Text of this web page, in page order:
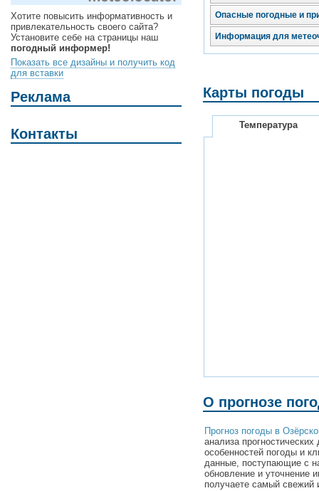
Хотите повысить информативность и
привлекательность своего сайта?
Установите себе на страницы наш
погодный информер!
Показать все дизайны и получить код
для вставки
Реклама
Контакты
Опасные погодные и
Информация для
Карты погоды
Температура
О прогнозе
Прогноз погоды в
анализа
особенностей погоды и
данные, поступающие с
обновление и уточнение
получаете самый свежий